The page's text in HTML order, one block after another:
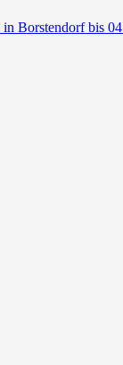
Borstendorf bis